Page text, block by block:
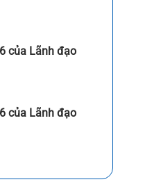
của Lãnh đạo
của Lãnh đạo